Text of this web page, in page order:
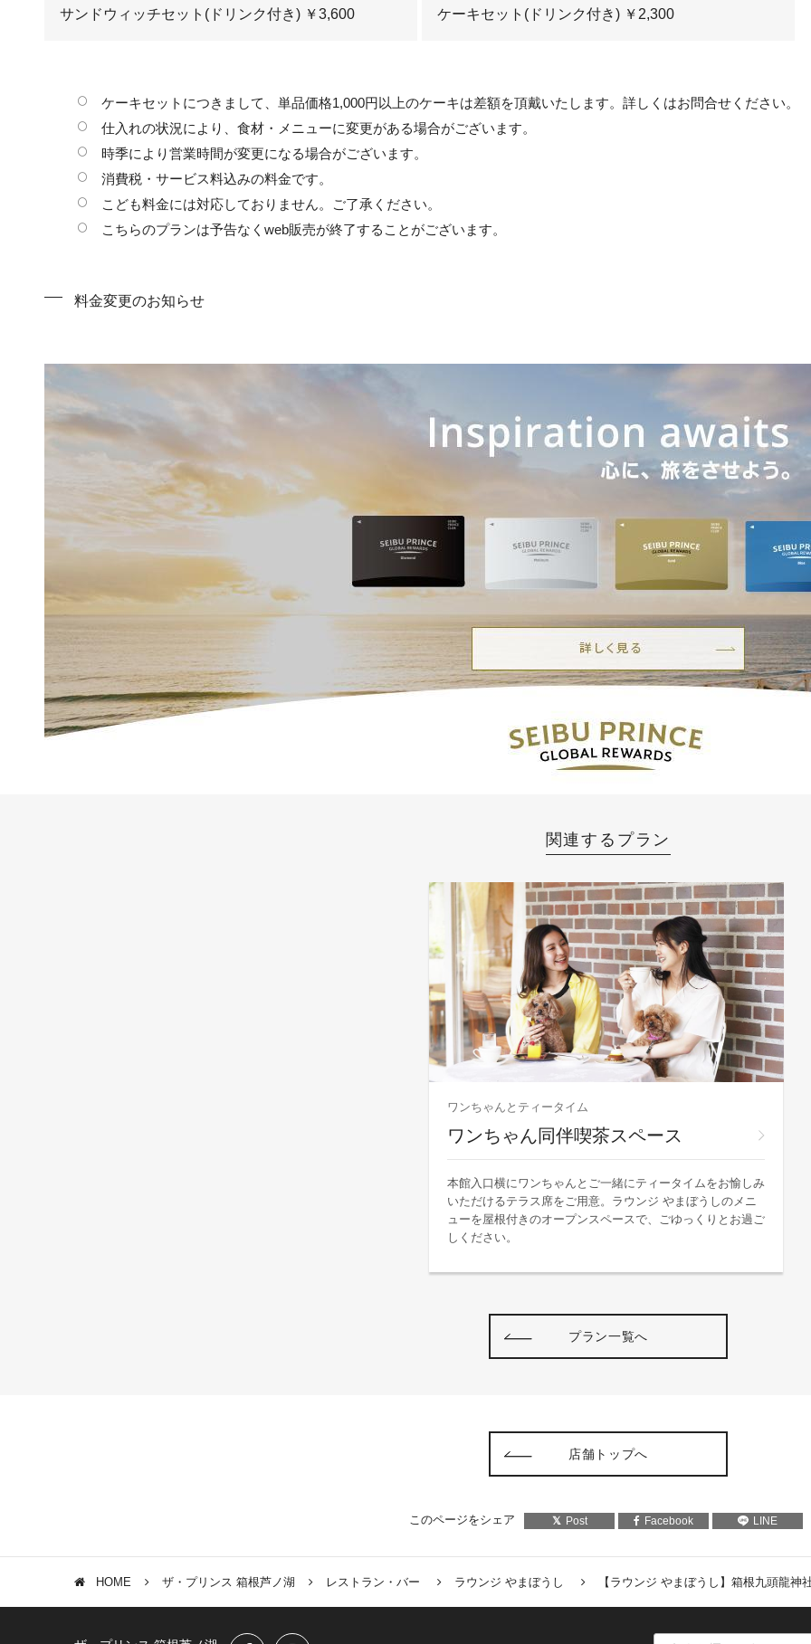
サンドウィッチセット(ドリンク付き) ￥3,600 ケーキセット(ドリンク付き) ￥2,300
ケーキセットにつきまして、単品価格1,000円以上のケーキは差額を頂戴いたします。詳しくはお問合せください。
仕入れの状況により、食材・メニューに変更がある場合がございます。
時季により営業時間が変更になる場合がございます。
消費税・サービス料込みの料金です。
こども料金には対応しておりません。ご了承ください。
こちらのプランは予告なくweb販売が終了することがございます。
料金変更のお知らせ
関連するプラン
ワンちゃんとティータイム
ワンちゃん同伴喫茶スペース
本館入口横にワンちゃんとご一緒にティータイムをお愉しみ
いただけるテラス席をご用意。ラウンジ やまぼうしのメニ
ューを屋根付きのオープンスペースで、ごゆっくりとお過ご
しください。
プラン一覧へ
店舗トップへ
このページをシェア Post Facebook LINE
HOME ザ・プリンス 箱根芦ノ湖 レストラン・バー ラウンジ やまぼうし 【ラウンジ やまぼうし】箱根九頭龍神